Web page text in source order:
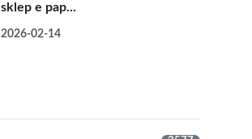
sklep e pap...
2026-02-14